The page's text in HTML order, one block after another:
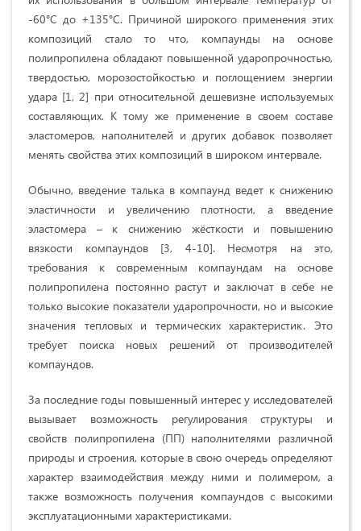
-60°С до +135°С. Причиной широкого применения этих
композиций стало то что, компаунды на основе
полипропилена обладают повышенной ударопрочностью,
твердостью, морозостойкостью и поглощением энергии
удара [1, 2] при относительной дешевизне используемых
составляющих. К тому же применение в своем составе
эластомеров, наполнителей и других добавок позволяет
менять свойства этих композиций в широком интервале.
Обычно, введение талька в компаунд ведет к снижению
эластичности и увеличению плотности, а введение
эластомера – к снижению жёсткости и повышению
вязкости компаундов [3, 4-10]. Несмотря на это,
требования к современным компаундам на основе
полипропилена постоянно растут и заключат в себе не
только высокие показатели ударопрочности, но и высокие
значения тепловых и термических характеристик. Это
требует поиска новых решений от производителей
компаундов.
За последние годы повышенный интерес у исследователей
вызывает возможность регулирования структуры и
свойств полипропилена (ПП) наполнителями различной
природы и строения, которые в свою очередь определяют
характер взаимодействия между ними и полимером, а
также возможность получения компаундов с высокими
эксплуатационными характеристиками.